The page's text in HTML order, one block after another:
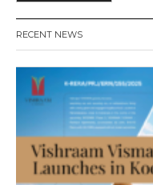
RECENT NEWS